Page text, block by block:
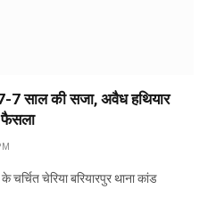
7-7 साल की सजा, अवैध हथियार
फैसला
चेरिया बरियारपुर थाना कांड